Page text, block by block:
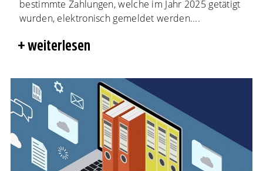
bestimmte Zahlungen, welche im Jahr 2025 getätigt
wurden, elektronisch gemeldet werden....
weiterlesen